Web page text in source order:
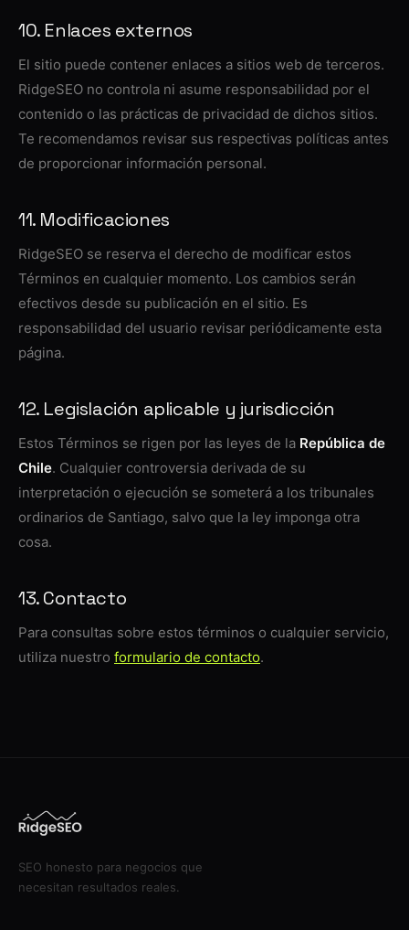
10. Enlaces externos
El sitio puede contener enlaces a sitios web de terceros.
RidgeSEO no controla ni asume responsabilidad por el
contenido o las prácticas de privacidad de dichos sitios.
Te recomendamos revisar sus respectivas políticas antes
de proporcionar información personal.
11. Modificaciones
RidgeSEO se reserva el derecho de modificar estos
Términos en cualquier momento. Los cambios serán
efectivos desde su publicación en el sitio. Es
responsabilidad del usuario revisar periódicamente esta
página.
12. Legislación aplicable y jurisdicción
Estos Términos se rigen por las leyes de la República de
Chile. Cualquier controversia derivada de su
interpretación o ejecución se someterá a los tribunales
ordinarios de Santiago, salvo que la ley imponga otra
cosa.
13. Contacto
Para consultas sobre estos términos o cualquier servicio,
utiliza nuestro formulario de contacto.
SEO honesto para negocios que
necesitan resultados reales.